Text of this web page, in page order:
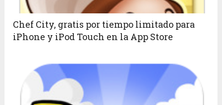
Chef City, gratis por tiempo limitado para
iPhone y iPod Touch en la App Store